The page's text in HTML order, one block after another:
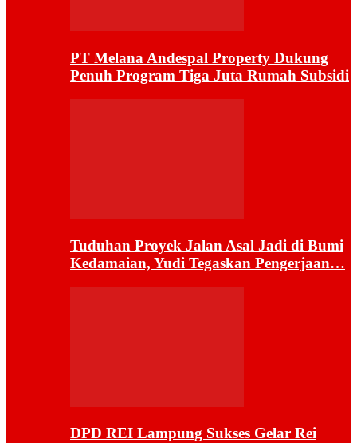
PT Melana Andespal Property Dukung
Penuh Program Tiga Juta Rumah Subsidi
Tuduhan Proyek Jalan Asal Jadi di Bumi
Kedamaian, Yudi Tegaskan Pengerjaan…
DPD REI Lampung Sukses Gelar Rei